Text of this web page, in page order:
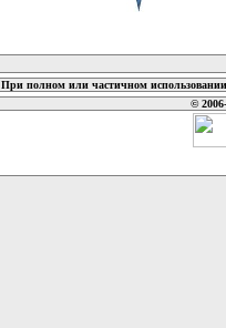
При полном или частичном
©